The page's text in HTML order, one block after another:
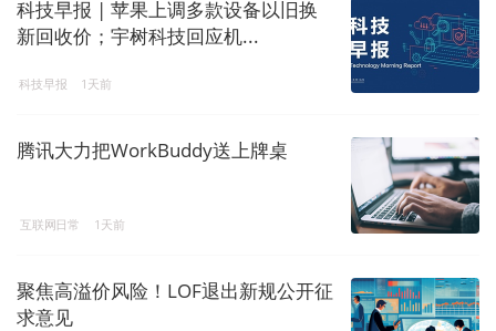
科技早报 | 苹果上调多款设备以旧换
新回收价；宇树科技回应机...
科技早报 1天前
腾讯大力把WorkBuddy送上牌桌
互联网日常 1天前
聚焦高溢价风险！LOF退出新规公开征
求意见